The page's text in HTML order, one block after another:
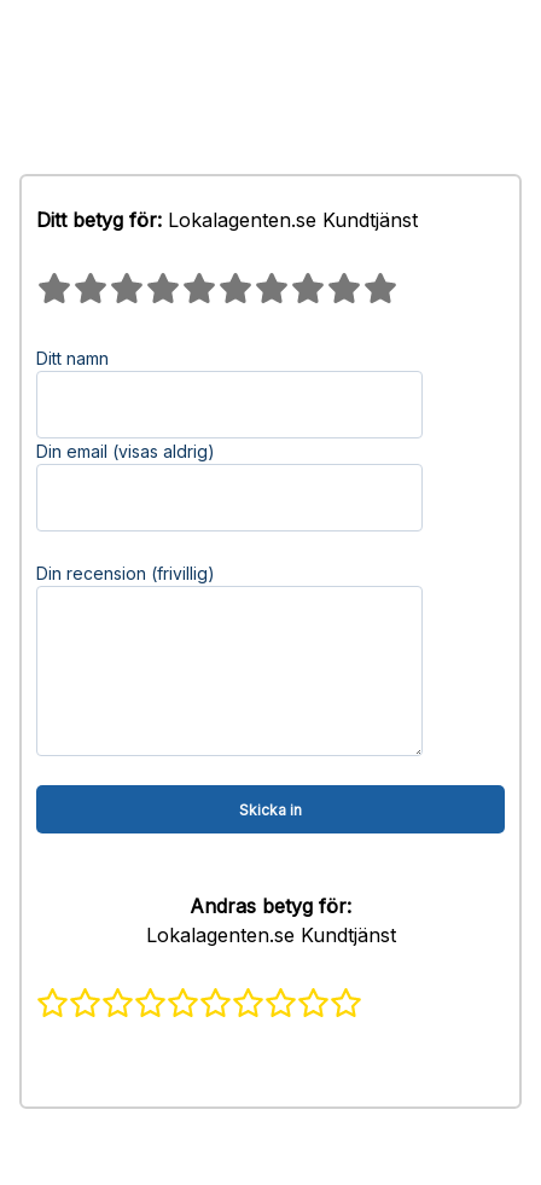
Ditt betyg för: Lokalagenten.se Kundtjänst
Ditt namn
Din email (visas aldrig)
Din recension (frivillig)
Andras betyg för:
Lokalagenten.se Kundtjänst